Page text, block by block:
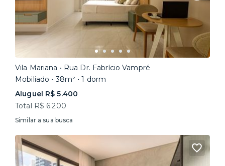
Vila Mariana • Rua Dr. Fabrício Vampré
Mobiliado • 38m² • 1 dorm
Aluguel R$ 5.400
Total R$ 6.200
Similar a sua busca